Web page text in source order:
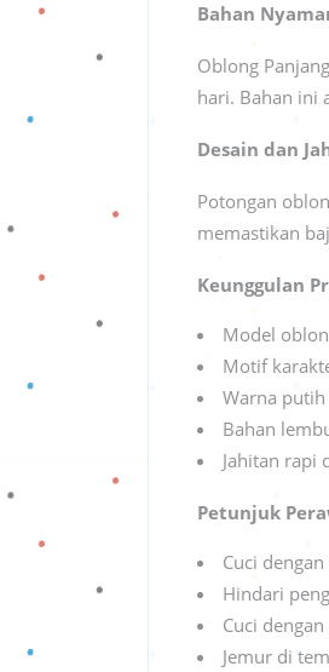
Bahan
Oblong
hari. Bahan ini
Desain dan
Potongan
memastikan
Keunggulan
Model
Motif
Warna
Bahan
Jahitan rapi
Petunjuk
Cuci
Hindari
Cuci
Jemur di